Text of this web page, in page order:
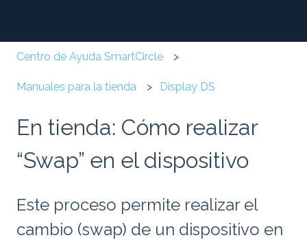
Centro de Ayuda SmartCircle
Manuales para la tienda Display DS
En tienda: Cómo realizar
“Swap” en el dispositivo
Este proceso permite realizar el
cambio (swap) de un dispositivo en